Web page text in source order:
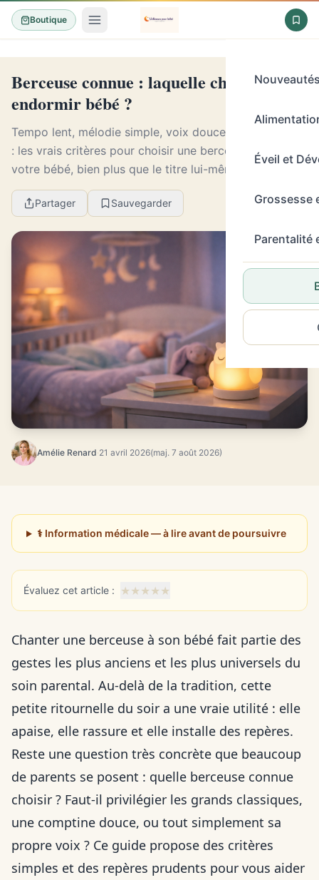
Boutique
Éveil et
Grossesse
Parentalité
Berceuse connue : laquelle choisir pour
endormir bébé ?
Tempo lent, mélodie simple, voix douce et rituel stable
: les vrais critères pour choisir une berceuse qui apaise
votre bébé, bien plus que le titre lui-même.
Partager Sauvegarder
Amélie Renard·21 avril 2026(maj. 7 août 2026)
⚕️ Information médicale — à lire avant de poursuivre
Évaluez cet article : ★★★★★
Chanter une berceuse à son bébé fait partie des
gestes les plus anciens et les plus universels du
soin parental. Au-delà de la tradition, cette
petite ritournelle du soir a une vraie utilité : elle
apaise, elle rassure et elle installe des repères.
Reste une question très concrète que beaucoup
de parents se posent : quelle berceuse connue
choisir ? Faut-il privilégier les grands classiques,
une comptine douce, ou tout simplement sa
propre voix ? Ce guide propose des critères
simples et des repères prudents pour vous aider